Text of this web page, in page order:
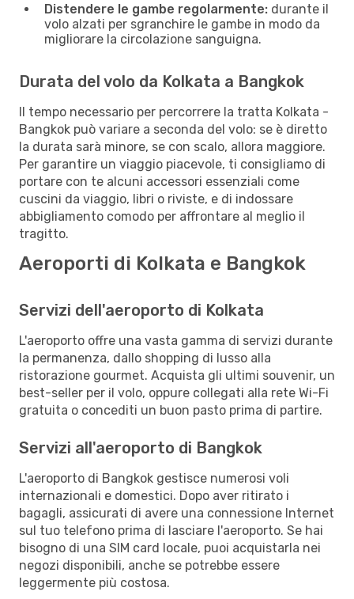
Distendere le gambe regolarmente: durante il
volo alzati per sgranchire le gambe in modo da
migliorare la circolazione sanguigna.
Durata del volo da Kolkata a Bangkok
Il tempo necessario per percorrere la tratta Kolkata -
Bangkok può variare a seconda del volo: se è diretto
la durata sarà minore, se con scalo, allora maggiore.
Per garantire un viaggio piacevole, ti consigliamo di
portare con te alcuni accessori essenziali come
cuscini da viaggio, libri o riviste, e di indossare
abbigliamento comodo per affrontare al meglio il
tragitto.
Aeroporti di Kolkata e Bangkok
Servizi dell'aeroporto di Kolkata
L'aeroporto offre una vasta gamma di servizi durante
la permanenza, dallo shopping di lusso alla
ristorazione gourmet. Acquista gli ultimi souvenir, un
best-seller per il volo, oppure collegati alla rete Wi-Fi
gratuita o concediti un buon pasto prima di partire.
Servizi all'aeroporto di Bangkok
L'aeroporto di Bangkok gestisce numerosi voli
internazionali e domestici. Dopo aver ritirato i
bagagli, assicurati di avere una connessione Internet
sul tuo telefono prima di lasciare l'aeroporto. Se hai
bisogno di una SIM card locale, puoi acquistarla nei
negozi disponibili, anche se potrebbe essere
leggermente più costosa.